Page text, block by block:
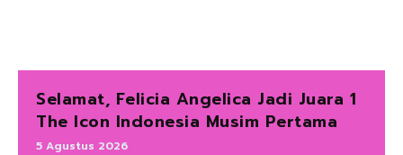
Selamat, Felicia Angelica Jadi Juara 1
The Icon Indonesia Musim Pertama
5 Agustus 2026